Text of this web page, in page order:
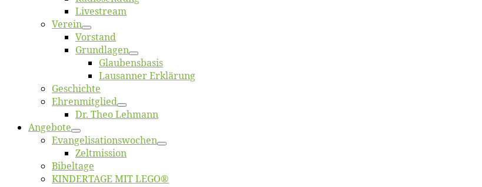
Live­stream
Ver­ein
Vor­stand
Grund­la­gen
Glaubens­ba­sis
Lausan­ner Erklärung
Ge­schich­te
Eh­ren­mit­glied
Dr. Theo Lehmann
An­ge­bo­te
Evangelisa­tions­wo­chen
Zelt­mis­si­on
Bi­bel­ta­ge
KINDERTAGE MIT LEGO®